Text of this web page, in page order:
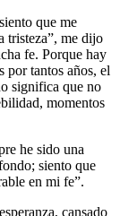
que me
tristeza”, me dijo
fe. Porque hay
por tantos años, el
significa que no
momentos
he sido una
siento que
en mi fe”.
cansado